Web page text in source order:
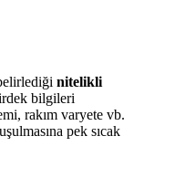
nitelikli
bilgileri
rakım varyete vb.
pek sıcak